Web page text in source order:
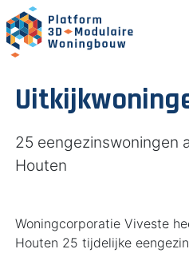
25 eengezinswoningen
Houten
Woningcorporatie Viveste
Houten 25 tijdelijke